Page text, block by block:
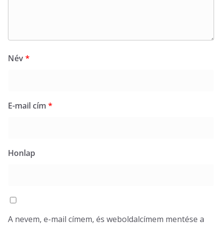
Név*
E-mail cím *
Honlap
A nevem, e-mail címem, és weboldalcímem mentése a